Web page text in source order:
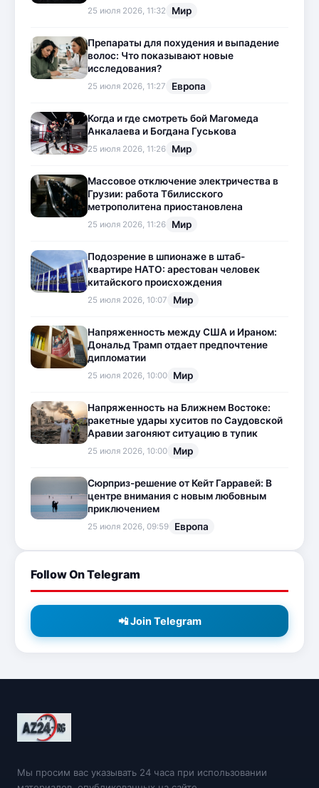
25 июля 2026, 11:32 Мир
Препараты для похудения и выпадение
волос: Что показывают новые
исследования?
25 июля 2026, 11:27 Европа
Когда и где смотреть бой Магомеда
Анкалаева и Богдана Гуськова
25 июля 2026, 11:26 Мир
Массовое отключение электричества в
Грузии: работа Тбилисского
метрополитена приостановлена
25 июля 2026, 11:26 Мир
Подозрение в шпионаже в штаб-
квартире НАТО: арестован человек
китайского происхождения
25 июля 2026, 10:07 Мир
Напряженность между США и Ираном:
Дональд Трамп отдает предпочтение
дипломатии
25 июля 2026, 10:00 Мир
Напряженность на Ближнем Востоке:
ракетные удары хуситов по Саудовской
Аравии загоняют ситуацию в тупик
25 июля 2026, 10:00 Мир
Сюрприз-решение от Кейт Гарравей: В
центре внимания с новым любовным
приключением
25 июля 2026, 09:59 Европа
Follow On Telegram
📲 Join Telegram
Мы просим вас указывать 24 часа при использовании